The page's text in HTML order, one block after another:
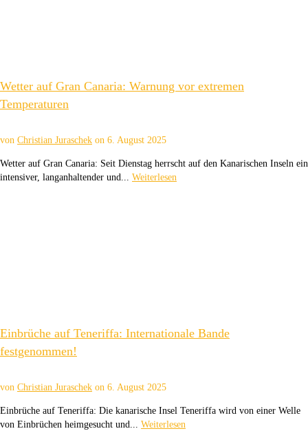
Wetter auf Gran Canaria: Warnung vor extremen
Temperaturen
von Christian Juraschek on 6. August 2025
Wetter auf Gran Canaria: Seit Dienstag herrscht auf den Kanarischen Inseln ein
intensiver, langanhaltender und... Weiterlesen
Einbrüche auf Teneriffa: Internationale Bande
festgenommen!
von Christian Juraschek on 6. August 2025
Einbrüche auf Teneriffa: Die kanarische Insel Teneriffa wird von einer Welle
von Einbrüchen heimgesucht und... Weiterlesen